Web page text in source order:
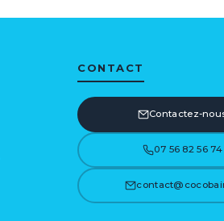
CONTACT
Contactez-
07 56 82 56 74